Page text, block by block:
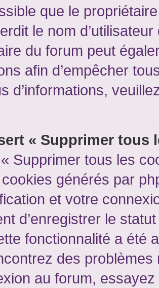
que le
le nom
du forum peut
afin d’empêcher
d’informations,
« Supprimer tous
« Supprimer tous les
générés par
et votre
d’enregistrer le
fonctionnalité a été
des
au forum,